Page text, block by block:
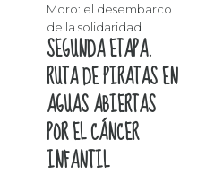
Moro: el desembarco
de la solidaridad
SEGUNDA ETAPA.
RUTA DE PIRATAS EN
AGUAS ABIERTAS
POR EL CÁNCER
INFANTIL